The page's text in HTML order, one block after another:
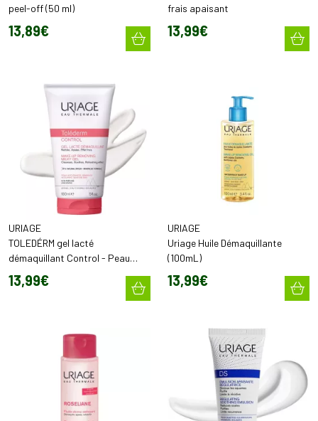
peel-off (50 ml)
13,89€
frais apaisant
13,99€
URIAGE
TOLEDÉRM gel lacté
démaquillant Control - Peau
sensible
13,99€
URIAGE
Uriage Huile Démaquillante
(100mL)
13,99€